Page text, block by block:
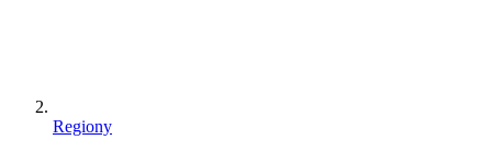
Regiony